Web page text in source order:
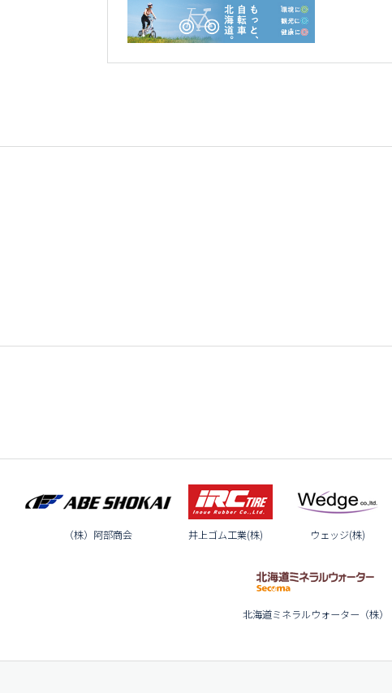
（株）阿部商会 井上ゴム工業(株) ウェッジ(株)
北海道ミネラルウォーター（株）